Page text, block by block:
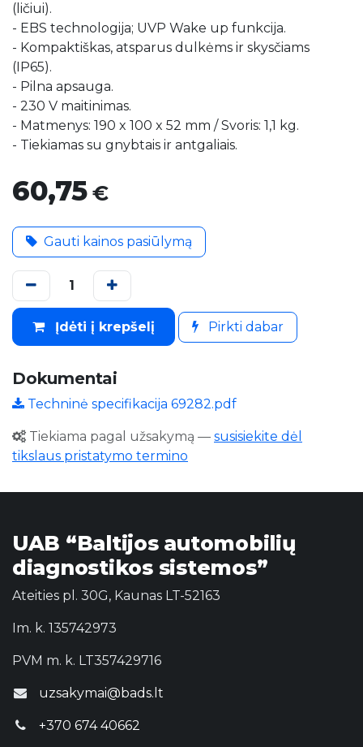
(ličiui).
- EBS technologija; UVP Wake up funkcija.
- Kompaktiškas, atsparus dulkėms ir skysčiams
(IP65).
- Pilna apsauga.
- 230 V maitinimas.
- Matmenys: 190 x 100 x 52 mm / Svoris: 1,1 kg.
- Tiekiamas su gnybtais ir antgaliais.
60,75€
Gauti kainos pasiūlymą
Įdėti į krepšelį Pirkti dabar
Dokumentai
Techninė specifikacija 69282.pdf
Tiekiama pagal užsakymą — susisiekite dėl
tikslaus pristatymo termino
UAB “Baltijos automobilių
diagnostikos sistemos”
Ateities pl. 30G, Kaunas LT-52163
Im. k. 135742973
PVM m. k. LT357429716
uzsakymai@bads.lt
+370 674 40662